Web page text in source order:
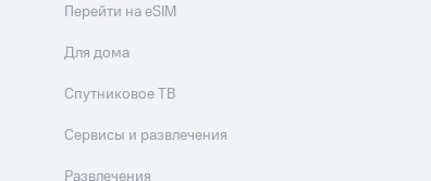
Перейти на eSIM
Для дома
Спутниковое ТВ
Сервисы и развлечения
Развлечения